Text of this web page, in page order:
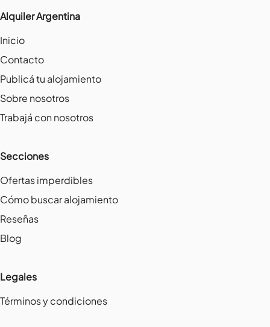
Alquiler Argentina
Inicio
Contacto
Publicá tu alojamiento
Sobre nosotros
Trabajá con nosotros
Secciones
Ofertas imperdibles
Cómo buscar alojamiento
Reseñas
Blog
Legales
Términos y condiciones